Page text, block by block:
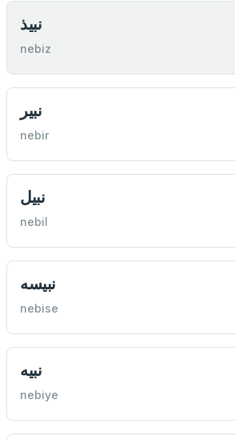
نبيذ
nebiz
نبير
nebir
نبيل
nebil
نبيسه
nebise
نبيه
nebiye